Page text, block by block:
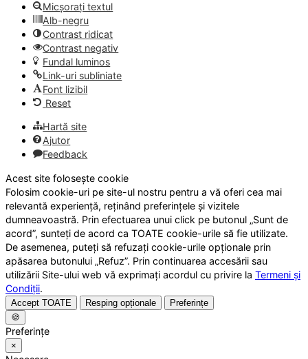
Micșorați textul
Alb-negru
Contrast ridicat
Contrast negativ
Fundal luminos
Link-uri subliniate
Font lizibil
Reset
Hartă site
Ajutor
Feedback
Acest site folosește cookie
Folosim cookie-uri pe site-ul nostru pentru a vă oferi cea mai
relevantă experiență, reținând preferințele și vizitele
dumneavoastră. Prin efectuarea unui click pe butonul „Sunt de
acord”, sunteți de acord ca TOATE cookie-urile să fie utilizate.
De asemenea, puteți să refuzați cookie-urile opționale prin
apăsarea butonului „Refuz”. Prin continuarea accesării sau
utilizării Site-ului web vă exprimați acordul cu privire la Termeni și
Condiții.
Accept TOATE Resping opționale
Preferințe
🍪
Preferințe
×